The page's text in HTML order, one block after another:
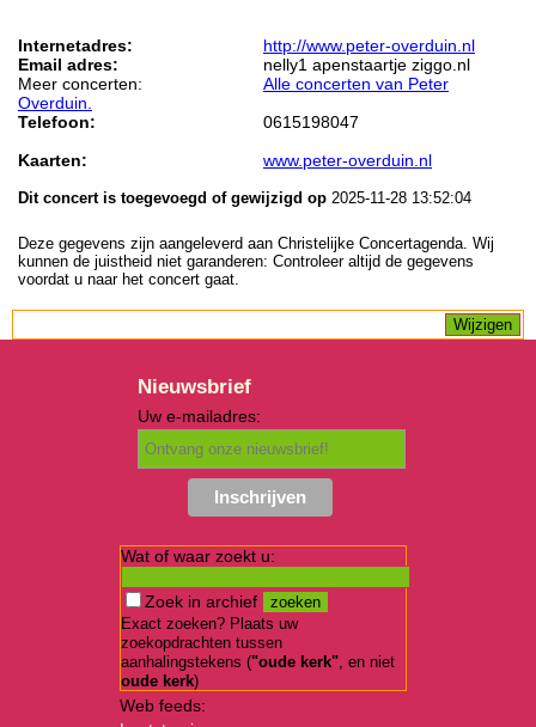
Internetadres:
http://www.peter-overduin.nl
Email adres:
nelly1 apenstaartje ziggo.nl
Meer concerten:
Alle concerten van Peter
Overduin.
Telefoon:
0615198047
Kaarten:
www.peter-overduin.nl
Dit concert is toegevoegd of gewijzigd op 2025-11-28 13:52:04
Deze gegevens zijn aangeleverd aan Christelijke Concertagenda. Wij
kunnen de juistheid niet garanderen: Controleer altijd de gegevens
voordat u naar het concert gaat.
Nieuwsbrief
Uw e-mailadres:
Wat of waar zoekt u:
Zoek in archief
Exact zoeken? Plaats uw
zoekopdrachten tussen
aanhalingstekens ("oude kerk", en niet
oude kerk)
Web feeds: